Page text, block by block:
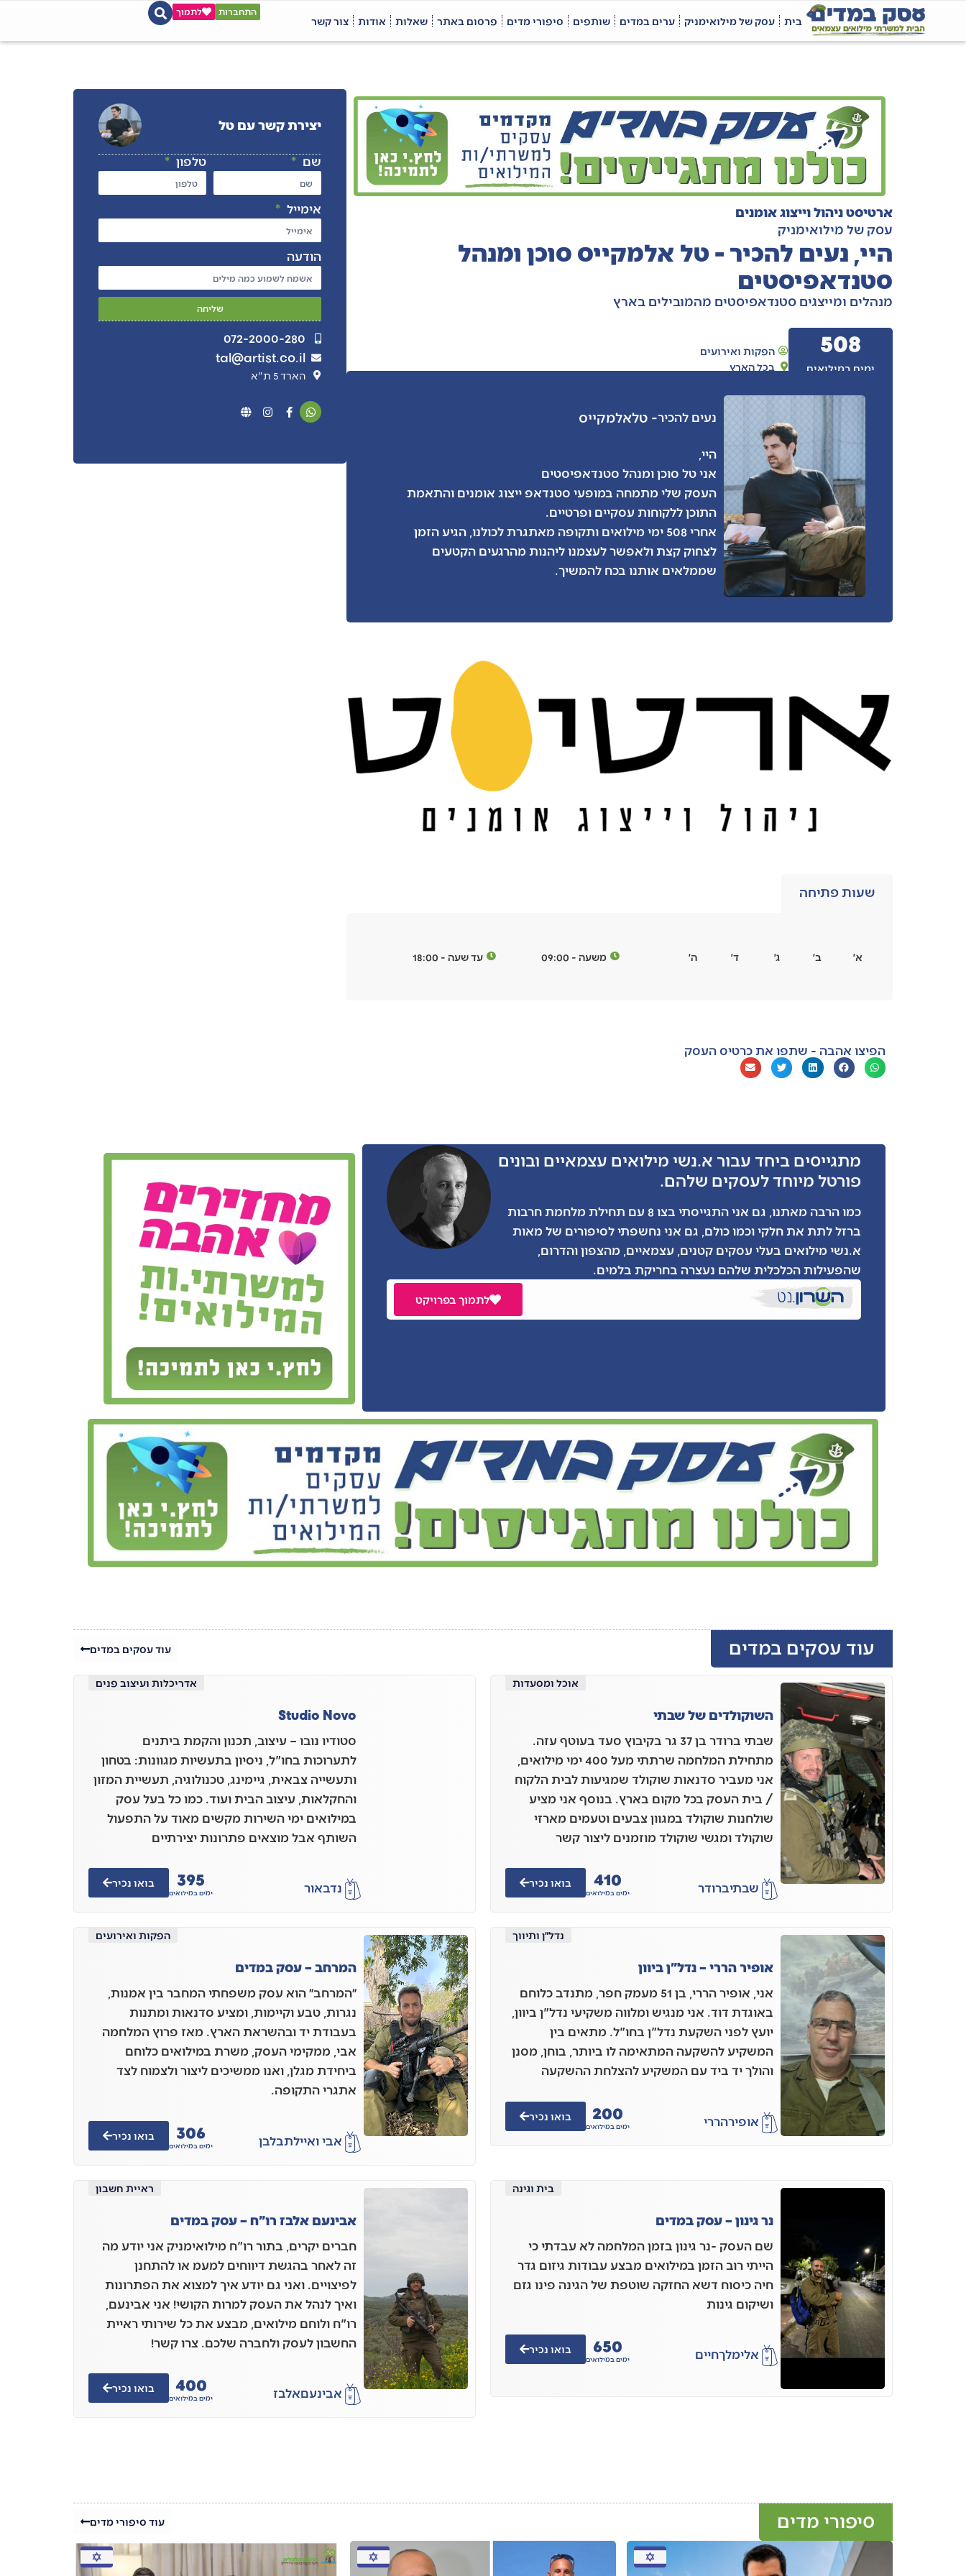
בית עסק של מילואימניק ערים במדים שותפים סיפורי מדים פרסום באתר שאלות אודות צור קשר
התחברות לתמוך
ארטיסט ניהול וייצוג אומנים
עסק של מילואימניק
היי, נעים להכיר - טל אלמקייס סוכן ומנהל
סטנדאפיסטים
מנהלים ומייצגים סטנדאפיסטים מהמובילים בארץ
הפקות ואירועים
בכל הארץ
ימים במילואים
508
נעים להכיר- טלאלמקייס
היי,
אני טל סוכן ומנהל סטנדאפיסטים
העסק שלי מתמחה במופעי סטנדאפ ייצוג אומנים והתאמת
התוכן ללקוחות עסקיים ופרטיים.
אחרי 508 ימי מילואים ותקופה מאתגרת לכולנו, הגיע הזמן
לצחוק קצת ולאפשר לעצמנו ליהנות מהרגעים הקטעים
שממלאים אותנו בכח להמשיך.
שעות פתיחה
א׳ ב׳ ג׳ ד׳ ה׳ משעה - 09:00 עד שעה - 18:00
הפיצו אהבה - שתפו את כרטיס העסק
יצירת קשר עם טל
שם טלפון
אימייל
הודעה
שליחה
072-2000-280
tal@artist.co.il
הארד 5 ת"א
מתגייסים ביחד עבור א.נשי מילואים עצמאיים ובונים
פורטל מיוחד לעסקים שלהם.
כמו הרבה מאתנו, גם אני התגייסתי בצו 8 עם תחילת מלחמת חרבות
ברזל לתת את חלקי וכמו כולם, גם אני נחשפתי לסיפורים של מאות
א.נשי מילואים בעלי עסקים קטנים, עצמאיים, מהצפון והדרום,
שהפעילות הכלכלית שלהם נעצרה בחריקת בלמים.
לתמוך בפרויקט
עוד עסקים במדים עוד עסקים במדים
אוכל ומסעדות
השוקולדים של שבתי
שבתי ברודר בן 37 גר בקיבוץ סעד בעוטף עזה.
מתחילת המלחמה שרתתי מעל 400 ימי מילואים,
אני מעביר סדנאות שוקולד שמגיעות לבית הלקוח
/ בית העסק בכל מקום בארץ. בנוסף אני מציע
שולחנות שוקולד במגוון צבעים וטעמים מארזי
שוקולד ומגשי שוקולד מוזמנים ליצור קשר
שבתיברודר ימים במילואים
410 בואו נכיר
אדריכלות ועיצוב פנים
Studio Novo
סטודיו נובו – עיצוב, תכנון והקמת ביתנים
לתערוכות בחו"ל, ניסיון בתעשיות מגוונות: בטחון
ותעשייה צבאית, גיימינג, טכנולוגיה, תעשיית המזון
והחקלאות, עיצוב הבית ועוד. כמו כל בעל עסק
במילואים ימי השירות מקשים מאוד על התפעול
השותף אבל מוצאים פתרונות יצירתיים
נדבאור ימים במילואים
395 בואו נכיר
נדל״ן ותיווך
אופיר הררי – נדל"ן ביוון
אני, אופיר הררי, בן 51 מעמק חפר, מתנדב כלוחם
באוגדת דוד. אני מנגיש ומלווה משקיעי נדל"ן ביוון,
יועץ לפני השקעת נדל"ן בחו"ל. מתאים בין
המשקיע להשקעה המתאימה לו ביותר, בוחן, מסנן
והולך יד ביד עם המשקיע להצלחת ההשקעה
אופירהררי ימים במילואים
200 בואו נכיר
הפקות ואירועים
המרחב – עסק במדים
״המרחב״ הוא עסק משפחתי המחבר בין אמנות,
נגרות, טבע וקיימות, ומציע סדנאות ומתנות
בעבודת יד ובהשראת הארץ. מאז פרוץ המלחמה
אבי, ממקימי העסק, משרת במילואים כלוחם
ביחידת מגלן, ואנו ממשיכים ליצור ולצמוח לצד
אתגרי התקופה.
אבי ואיילתבלבן ימים במילואים
306 בואו נכיר
בית וגינה
נר גינון – עסק במדים
שם העסק -נר גינון בזמן המלחמה לא עבדתי כי
הייתי רוב הזמן במילואים מבצע עבודות גיזום גדר
חיה כיסוח דשא החזקה שוטפת של הגינה פינו גזם
ושיקום גינות
אלימלךחיים ימים במילואים
650 בואו נכיר
ראיית חשבון
אבינעם אלבז רו"ח – עסק במדים
חברים יקרים, בתור רו"ח מילואימניק אני יודע מה
זה לאחר בהגשת דיווחים למעמ או להתחנן
לפיצויים. ואני גם יודע איך למצוא את הפתרונות
ואיך לנהל את העסק למרות הקושי! אני אבינעם,
רו"ח ולוחם מילואים, מבצע את כל שירותי ראיית
החשבון לעסק ולחברה שלכם. צרו קשר!
אבינעםאלבז ימים במילואים
400 בואו נכיר
סיפורי מדים עוד סיפורי מדים